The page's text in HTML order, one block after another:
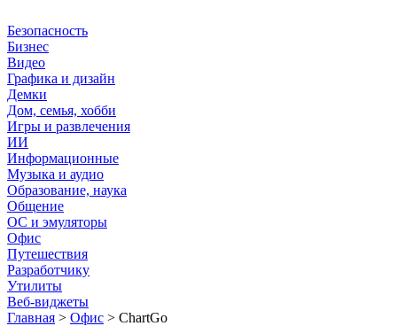
Безопасность
Бизнес
Видео
Графика и дизайн
Демки
Дом, семья, хобби
Игры и развлечения
ИИ
Информационные
Музыка и аудио
Образование, наука
Общение
ОС и эмуляторы
Офис
Путешествия
Разработчику
Утилиты
Веб-виджеты
Главная > Офис > ChartGo